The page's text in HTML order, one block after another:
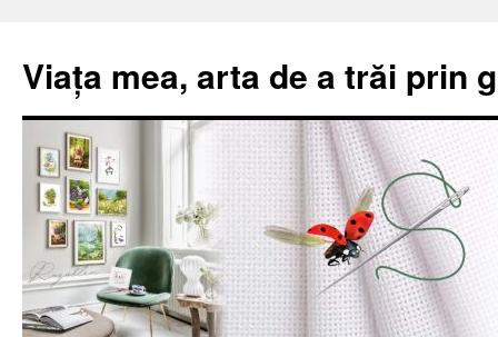
Viața mea, arta de a trăi prin